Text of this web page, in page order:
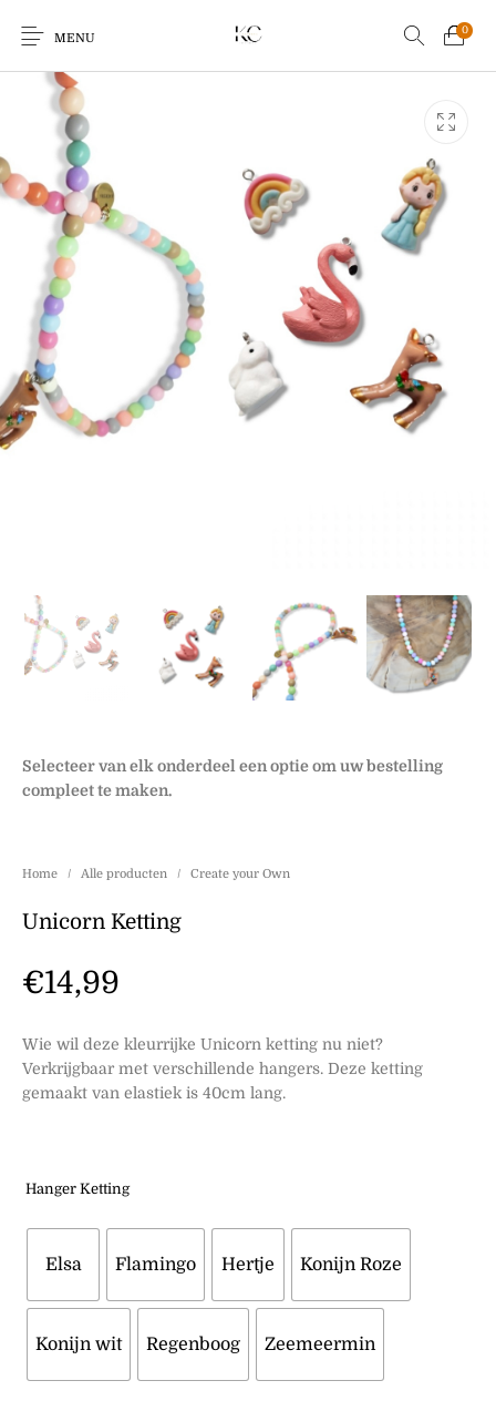
MENU
0
Earrings Ringen Kids
Giftcards
Home / Alle producten / Create your Own
Unicorn Ketting
€14,99
Wie wil deze kleurrijke Unicorn ketting nu niet?
Verkrijgbaar met verschillende hangers. Deze ketting
gemaakt van elastiek is 40cm lang.
Selecteer van elk onderdeel een optie om uw bestelling
compleet te maken.
Hanger Ketting
Elsa Flamingo Hertje Konijn Roze
Konijn wit Regenboog Zeemeermin